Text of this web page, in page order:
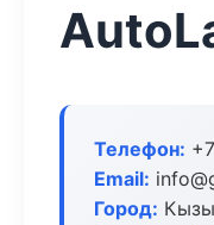
Телефон:
Email:
Город: